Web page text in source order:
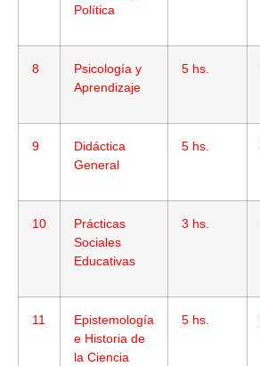
Política
8
Psicología y
Aprendizaje
5 hs.
9
Didáctica
General
5 hs.
10
Prácticas
Sociales
Educativas
3 hs.
11
Epistemología
e Historia de
la Ciencia
5 hs.